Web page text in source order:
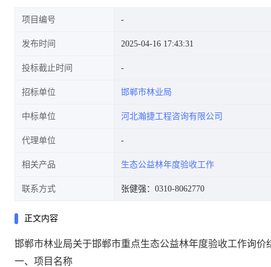
项目编号
发布时间 2025-04-16 17:43:31
投标截止时间
招标单位 邯郸市林业局
中标单位 河北瀚捷工程咨询有限公司
代理单位
相关产品 生态公益林年度验收工作
联系方式 张健强：0310-8062770
正文内容
邯郸市林业局关于邯郸市重点生态公益林年度验收工作询价
一、项目 名称